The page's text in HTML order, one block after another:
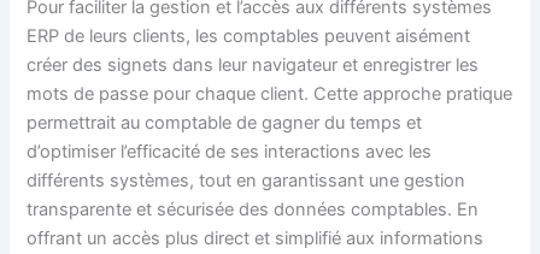
Pour faciliter la gestion et l’accès aux différents systèmes
ERP de leurs clients, les comptables peuvent aisément
créer des signets dans leur navigateur et enregistrer les
mots de passe pour chaque client. Cette approche pratique
permettrait au comptable de gagner du temps et
d’optimiser l’efficacité de ses interactions avec les
différents systèmes, tout en garantissant une gestion
transparente et sécurisée des données comptables. En
offrant un accès plus direct et simplifié aux informations